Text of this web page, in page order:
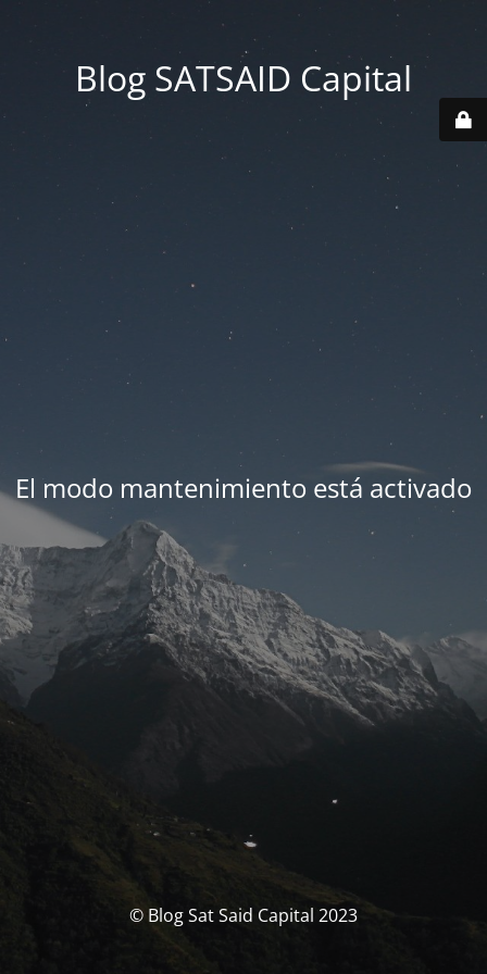
Blog SATSAID Capital
El modo mantenimiento está activado
© Blog Sat Said Capital 2023